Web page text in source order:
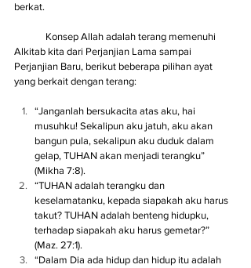
berkat.
Alkitab kita dari Perjanjian Lama sampai
Perjanjian Baru, berikut beberapa pilihan ayat
yang berkait dengan terang:
“Janganlah bersukacita atas aku, hai
musuhku! Sekalipun aku jatuh, aku akan
bangun pula, sekalipun aku duduk dalam
gelap, TUHAN akan menjadi terangku”
(Mikha 7:8).
“TUHAN adalah terangku dan
keselamatanku, kepada siapakah aku harus
takut? TUHAN adalah benteng hidupku,
terhadap siapakah aku harus gemetar?”
(Maz. 27:1).
“Dalam Dia ada hidup dan hidup itu adalah